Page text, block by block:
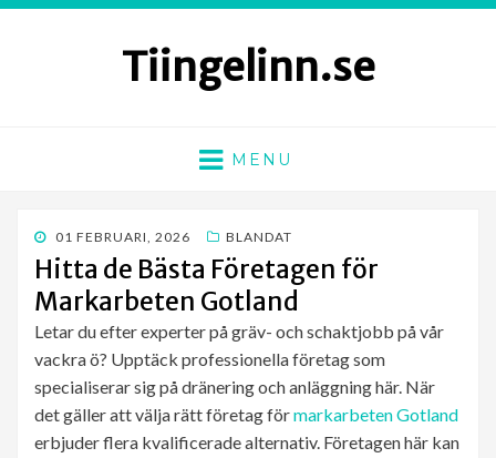
Tiingelinn.se
MENU
PUBLICERAD
DEN
01 FEBRUARI, 2026 BLANDAT
Hitta de Bästa Företagen för
Markarbeten Gotland
Letar du efter experter på gräv- och schaktjobb på vår
vackra ö? Upptäck professionella företag som
specialiserar sig på dränering och anläggning här. När
det gäller att välja rätt företag förmarkarbeten Gotland
erbjuder flera kvalificerade alternativ. Företagen här kan